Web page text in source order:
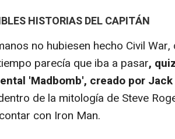
HISTORIAS DEL CAPITÁN
no hubiesen hecho Civil
parecía que iba a pasar,
'Madbomb', creado por
de la mitología de Steve
con Iron Man.